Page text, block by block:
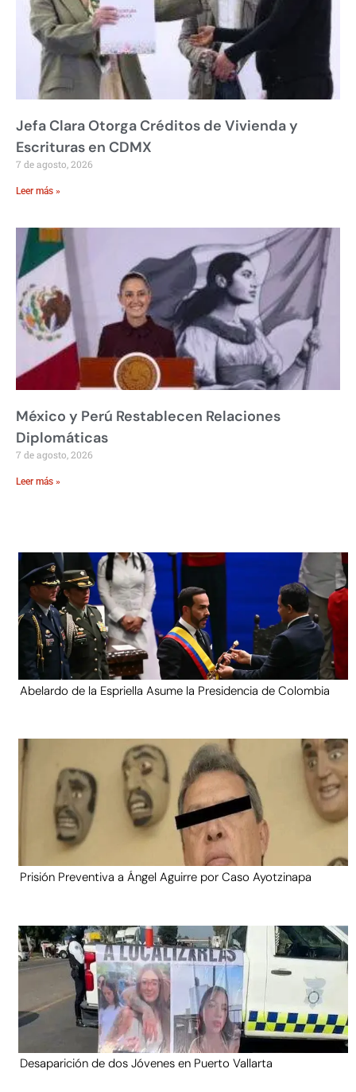
Jefa Clara Otorga Créditos de Vivienda y
Escrituras en CDMX
7 de agosto, 2026
Leer más »
México y Perú Restablecen Relaciones
Diplomáticas
7 de agosto, 2026
Leer más »
Abelardo de la Espriella Asume la Presidencia de Colombia
Prisión Preventiva a Ángel Aguirre por Caso Ayotzinapa
Desaparición de dos Jóvenes en Puerto Vallarta